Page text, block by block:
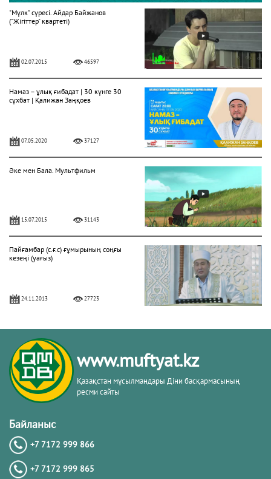
"Мүлк" сүресі. Айдар Байжанов
("Жігіттер" квартеті)
02.07.2015 46597
Намаз – ұлық ғибадат | 30 күнге 30
сұхбат | Қалижан Заңқоев
07.05.2020 37127
Әке мен Бала. Мультфильм
15.07.2015 31143
Пайғамбар (с.ғ.с) ғұмырының соңғы
кезеңі (уағыз)
24.11.2013 27723
"Фатиха" сүресі
11.04.2016
23.10.2015
www.muftyat.kz
Қазақстан мұсылмандары Діни басқармасының
ресми сайты
Байланыс
+7 7172 999 866
+7 7172 999 865